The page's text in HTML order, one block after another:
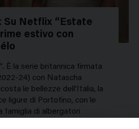
Su Netflix “Estate
estivo con
È la serie britannica firmata
24) con Natascha
le bellezze dell’Italia, la
ligure di Portofino, con le
famiglia di albergatori